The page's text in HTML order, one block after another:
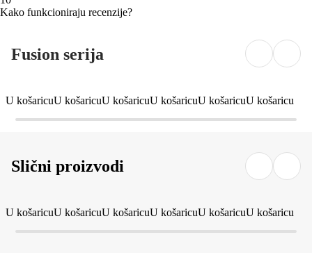
Kako funkcioniraju recenzije?
Fusion serija
U košaricuU košaricuU košaricuU košaricuU košaricuU košaricu
Slični proizvodi
U košaricuU košaricuU košaricuU košaricuU košaricuU košaricu